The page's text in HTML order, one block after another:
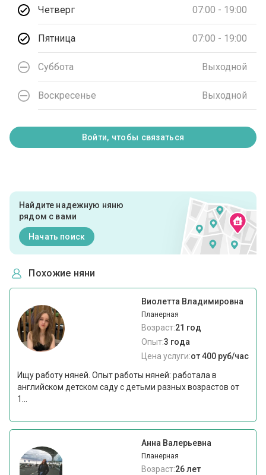
Четверг 07:00 - 19:00
Пятница 07:00 - 19:00
Суббота Выходной
Воскресенье Выходной
Войти, чтобы связаться
Найдите надежную няню
рядом с вами
Начать поиск
Похожие няни
Виолетта Владимировна
Планерная
Возраст:21 год
Опыт:3 года
Цена услуги:от 400 руб/час
Ищу работу няней. Опыт работы няней: работала в
английском детском саду с детьми разных возрастов от
1...
Анна Валерьевна
Планерная
Возраст:26 лет